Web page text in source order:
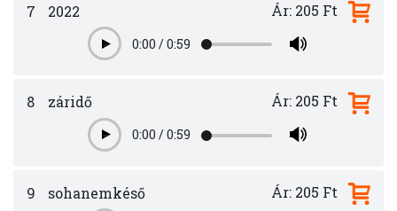
7 2022
Play0:00 /0:59
Ár: 205 Ft
8 záridő
Play0:00 /0:59
Ár: 205 Ft
9 sohanemkéső Ár: 205 Ft